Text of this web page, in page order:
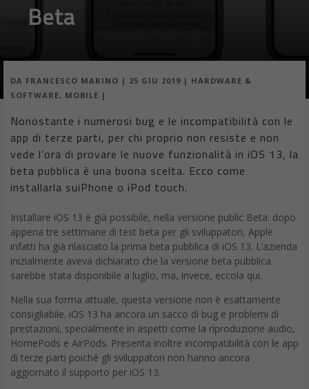
Beta
DA FRANCESCO MARINO | 25 GIU 2019 | HARDWARE &
SOFTWARE, MOBILE |
Nonostante i numerosi bug e le incompatibilità con le
app di terze parti, per chi proprio non resiste e non
vede l’ora di provare le nuove funzionalità in iOS 13, la
beta pubblica è una buona scelta. Ecco come
installarla suiPhone o iPod touch.
Installare iOS 13 è già possibile, nella versione public Beta: dopo
appena tre settimane di test beta per gli sviluppatori, Apple
infatti ha già rilasciato la prima beta pubblica di iOS 13. L’azienda
inizialmente aveva dichiarato che la versione beta pubblica
sarebbe stata disponibile a luglio, ma, invece, eccola qui.
Nella sua forma attuale, questa versione non è esattamente
consigliabile. iOS 13 ha ancora un sacco di bug e problemi di
prestazioni, specialmente in aspetti come la riproduzione audio,
HomePods e AirPods. Presenta inoltre incompatibilità con le app
di terze parti poiché gli sviluppatori non hanno ancora
aggiornato il supporto per iOS 13.